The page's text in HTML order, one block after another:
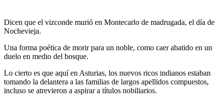
Dicen que el vizconde murió en Montecarlo de madrugada, el día de
Nochevieja.
Una forma poética de morir para un noble, como caer abatido en un
duelo en medio del bosque.
Lo cierto es que aquí en Asturias, los nuevos ricos indianos estaban
tomando la delantera a las familias de largos apellidos compuestos,
incluso se atrevieron a aspirar a títulos nobiliarios.